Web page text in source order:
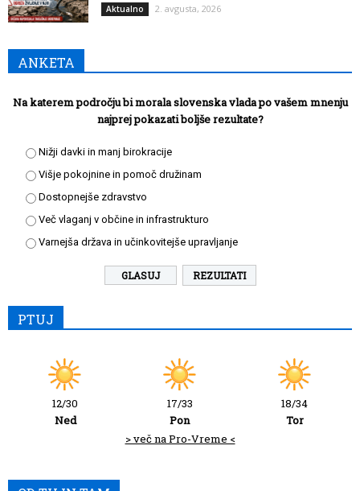
Aktualno 2. avgusta, 2026
ANKETA
Na katerem področju bi morala slovenska vlada po vašem mnenju
najprej pokazati boljše rezultate?
Nižji davki in manj birokracije
Višje pokojnine in pomoč družinam
Dostopnejše zdravstvo
Več vlaganj v občine in infrastrukturo
Varnejša država in učinkovitejše upravljanje
REZULTATI
PTUJ
12/30
Ned
17/33
Pon
18/34
Tor
> več na Pro-Vreme <